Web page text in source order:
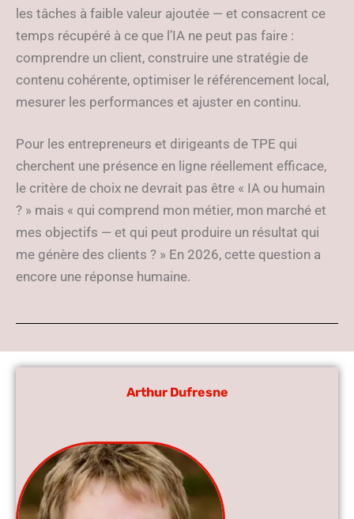
les tâches à faible valeur ajoutée — et consacrent ce
temps récupéré à ce que l’IA ne peut pas faire :
comprendre un client, construire une stratégie de
contenu cohérente, optimiser le référencement local,
mesurer les performances et ajuster en continu.
Pour les entrepreneurs et dirigeants de TPE qui
cherchent une présence en ligne réellement efficace,
le critère de choix ne devrait pas être « IA ou humain
? » mais « qui comprend mon métier, mon marché et
mes objectifs — et qui peut produire un résultat qui
me génère des clients ? » En 2026, cette question a
encore une réponse humaine.
Arthur Dufresne